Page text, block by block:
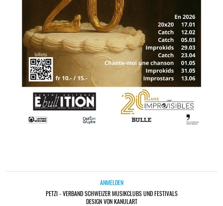
ANMELDEN
PETZI - VERBAND SCHWEIZER MUSIKCLUBS UND FESTIVALS
DESIGN VON KANULART